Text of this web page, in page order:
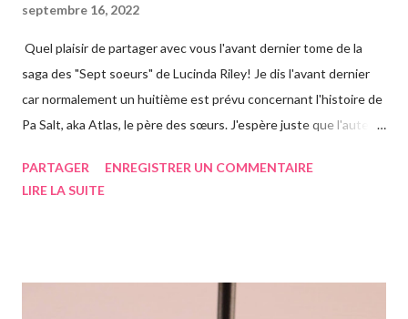
septembre 16, 2022
Quel plaisir de partager avec vous l'avant dernier tome de la
saga des "Sept soeurs" de Lucinda Riley! Je dis l'avant dernier
car normalement un huitième est prévu concernant l'histoire de
Pa Salt, aka Atlas, le père des sœurs. J'espère juste que l'auteur
Chose que j'ai d'ailleurs apprise en commençant le roman, ça m'a
rapidement, un vieil homme de plus de quatre-vingts-ans a
PARTAGER
ENREGISTRER UN COMMENTAIRE
LIRE LA SUITE